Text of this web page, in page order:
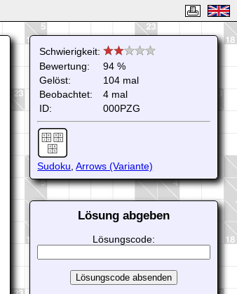
Schwierigkeit:
Bewertung:
94 %
Gelöst:
104 mal
Beobachtet:
4 mal
ID:
000PZG
Sudoku,Arrows (Variante)
Lösung abgeben
Lösungscode: